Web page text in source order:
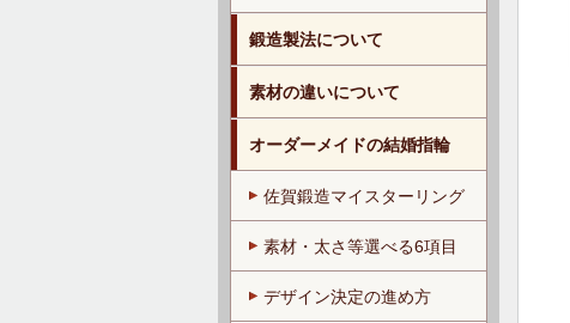
鍛造製法について
素材の違いについて
オーダーメイドの結婚指輪
佐賀鍛造マイスターリング
素材・太さ等選べる6項目
デザイン決定の進め方